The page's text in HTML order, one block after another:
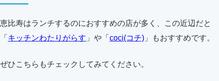
恵比寿はランチするのにおすすめの店が多く、この近辺だと
「 キッチンわたりがらす 」や「 coci(コチ) 」もおすすめです。
ぜひこちらもチェックしてみてください。